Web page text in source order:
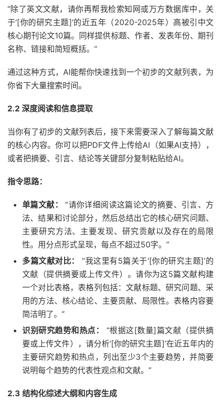
“除了英文文献，请你再帮我检索知网或万方数据库中，关
于‘[你的研究主题]’的近五年（2020-2025年）高被引中文
核心期刊论文10篇。同样提供标题、作者、发表年份、期刊
名称、链接和简短概括。”
通过这种方式，AI能帮你快速找到一个初步的文献列表，为
你省下大量搜索时间。
2.2 深度阅读和信息提取
当你有了初步的文献列表后，接下来需要深入了解每篇文献
的核心内容。你可以把PDF文件上传给AI（如果AI支持），
或者把摘要、引言、结论等关键部分复制粘贴给AI。
指令思路：
单篇文献：
“请你详细阅读这篇论文的摘要、引言、方
法、结果和讨论部分，然后总结出它的核心研究问题、
主要研究方法、主要发现、研究贡献以及存在的局限
性。用分点形式呈现，每点不超过50字。”
多篇文献对比：
“我这里有5篇关于‘[你的研究主题]’的
文献（提供摘要或上传文件）。请你为这5篇文献构建
一个对比表格，表格列包括：文献标题、研究问题、采
用的方法、核心结论、主要贡献、局限性。表格内容要
简洁明了。”
识别研究趋势和热点：
“根据这[数量]篇文献（提供摘
要或上传文件），请分析‘[你的研究主题]’在近五年内的
主要研究趋势和热点，列出至少3个主要趋势，并简要
说明每个趋势的代表性观点和文献。”
2.3 结构化综述大纲和内容生成